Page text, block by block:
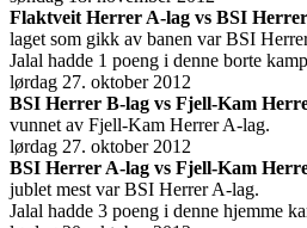
Flaktveit Herrer A-lag vs BSI
laget som gikk av banen var BSI
Jalal hadde 1 poeng i denne borte
lørdag 27. oktober 2012
BSI Herrer B-lag vs Fjell-Kam
vunnet av Fjell-Kam Herrer A-lag.
lørdag 27. oktober 2012
BSI Herrer A-lag vs Fjell-Kam
jublet mest var BSI Herrer A-lag.
Jalal hadde 3 poeng i denne hjemme